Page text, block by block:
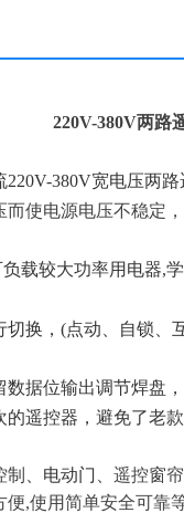
220V-380V两路
220V-380V宽电压两路
使电源电压不稳定
载较大功率用电器,
切换， (点动、自锁、
数据位输出调节焊盘
遥控器，避免了老
制 、电动门、 遥控窗帘
便,使用简单安全可靠